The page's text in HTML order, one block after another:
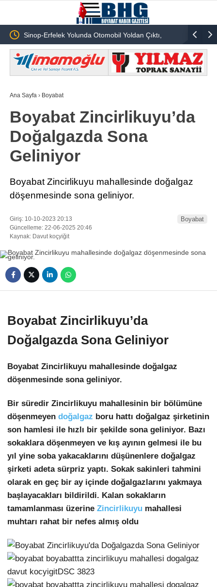
Sinop-Erfelek Yolunda Otomobil Yoldan Çıktı,
Sürücü Yaralandı!
Sinop’ta
Örgütleri
Ana Sayfa › Boyabat
Boyabat Zincirlikuyu’da
Doğalgazda Sona
Geliniyor
Boyabat Zincirlikuyu mahallesinde doğalgaz
döşenmesinde sona geliniyor.
Giriş: 10-10-2023 20:13
Güncelleme: 22-06-2025 20:46
Kaynak: Davut koçyiğit
Boyabat
Boyabat Zincirlikuyu’da
Doğalgazda Sona Geliniyor
Boyabat Zincirlikuyu mahallesinde doğalgaz
döşenmesinde sona geliniyor.
Bir süredir Zincirlikuyu mahallesinin bir bölümüne
döşenmeyen doğalgaz boru hattı doğalgaz şirketinin
son hamlesi ile hızlı bir şekilde sona geliniyor. Bazı
sokaklara döşenmeyen ve kış ayının gelmesi ile bu
yıl yine soba yakacaklarını düşünenlere doğalgaz
şirketi adeta sürpriz yaptı. Sokak sakinleri tahmini
olarak en geç bir ay içinde doğalgazlarını yakmaya
başlayacakları bildirildi. Kalan sokakların
tamamlanması üzerine Zincirlikuyu mahallesi
muhtarı rahat bir nefes almış oldu